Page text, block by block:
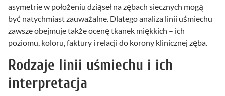
asymetrie w położeniu dziąseł na zębach siecznych mogą
być natychmiast zauważalne. Dlatego analiza linii uśmiechu
zawsze obejmuje także ocenę tkanek miękkich – ich
poziomu, koloru, faktury i relacji do korony klinicznej zęba.
Rodzaje linii uśmiechu i ich
interpretacja